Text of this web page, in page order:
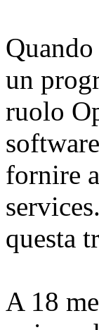
un
ruolo
fornire
questa
A 18